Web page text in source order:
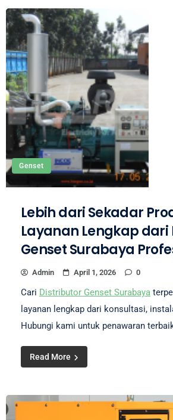
Genset
Lebih dari Sekadar
Layanan Lengkap
Genset Surabaya
Admin April 1, 2026 0
Cari Distributor Genset Surabaya
layanan lengkap dari konsultasi,
Hubungi kami untuk penawaran
Read More